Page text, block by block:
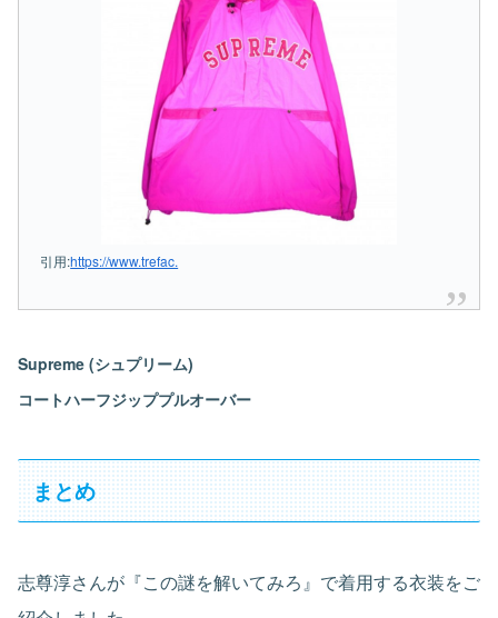
引用:https://www.trefac.
Supreme (シュプリーム)
コートハーフジッププルオーバー
まとめ
志尊淳さんが『この謎を解いてみろ』で着用する衣装をご